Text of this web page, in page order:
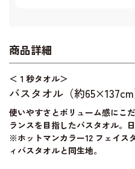
商品詳細
＜１秒タオル＞
バスタオル（約65×137cm
使いやすさとボリューム感にこ
ランスを目指したバスタオル。
※ホットマンカラー12 フェイス
ィバスタオルと同生地。